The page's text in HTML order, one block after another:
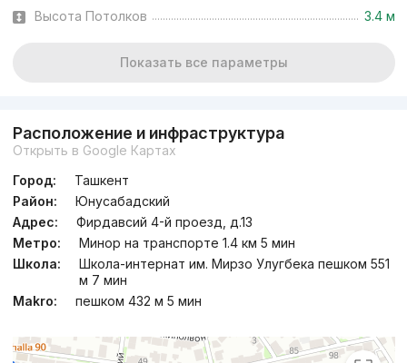
Высота Потолков
3.4 м
Показать все параметры
Расположение и инфраструктура
Открыть в Google Картах
Город:
Ташкент
Район:
Юнусабадский
Адрес:
Фирдавсий 4-й проезд, д.13
Метро:
Минор на транспорте 1.4 км 5 мин
Школа:
Школа-интернат им. Мирзо Улугбека пешком 551
м 7 мин
Makro:
пешком 432 м 5 мин